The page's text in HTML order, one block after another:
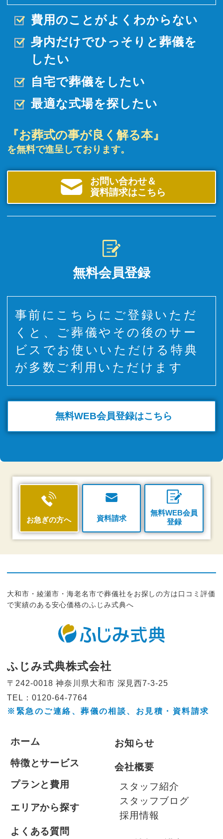
費用のことがよくわからない
身内だけでひっそりと 葬儀を
したい
自宅で葬儀をしたい
最適な式場を探したい
『お葬式の事が良く解る本』
を無料で進呈しております。
お問い合わせ＆
資料請求はこちら
無料会員登録
事前にこちらにご登録いただ
くと、ご葬儀やその後のサー
ビスでお使いいただける特典
が多数ご利用いただけます
無料WEB会員登録はこちら
お急ぎの方へ 資料請求
無料WEB会員
登録
大和市・綾瀬市・海老名市で葬儀社をお探しの方は口コミ評価
で実績のある安心価格のふじみ式典へ
ふじみ式典株式会社
〒242-0018 神奈川県大和市 深見西7-3-25
TEL：0120-64-7764
※緊急のご連絡、葬儀の相談、 お見積・資料請求
ホーム
特徴とサービス
プランと費用
エリアから探す
よくある質問
お知らせ
会社概要
スタッフ紹介
スタッフブログ
採用情報